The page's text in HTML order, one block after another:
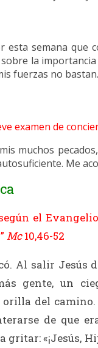
esta semana que
la
fuerzas no bastan.
examen de
muchos
Me
el
Mc10,46-52
Al salir Jesús
gente, un
del
de que
gritar: «¡Jesús,